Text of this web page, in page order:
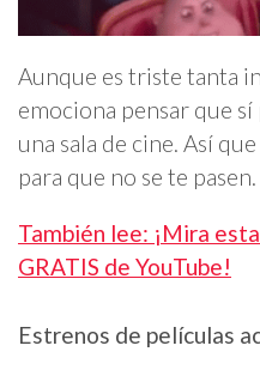
Aunque es triste tanta
emociona pensar que
una sala de cine. Así
para que no se te pasen.
También lee: ¡Mira
GRATIS de YouTube!
Estrenos de películas